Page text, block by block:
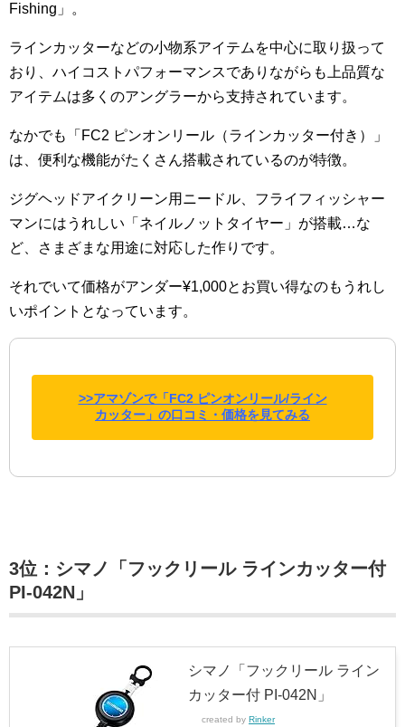
Fishing」。
ラインカッターなどの小物系アイテムを中心に取り扱って
おり、ハイコストパフォーマンスでありながらも上品質な
アイテムは多くのアングラーから支持されています。
なかでも「FC2 ピンオンリール（ラインカッター付き）」
は、便利な機能がたくさん搭載されているのが特徴。
ジグヘッドアイクリーン用ニードル、フライフィッシャー
マンにはうれしい「ネイルノットタイヤー」が搭載…な
ど、さまざまな用途に対応した作りです。
それでいて価格がアンダー¥1,000とお買い得なのもうれし
いポイントとなっています。
>>アマゾンで「FC2 ピンオンリール/ライン
カッター」の口コミ・価格を見てみる
3位：シマノ「フックリール ラインカッター付
PI-042N」
シマノ「フックリール ライン
カッター付 PI-042N」
created by Rinker